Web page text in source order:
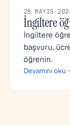
28 MAYIS
İngiltere
İngiltere
başvuru,
öğrenin.
Devamını oku